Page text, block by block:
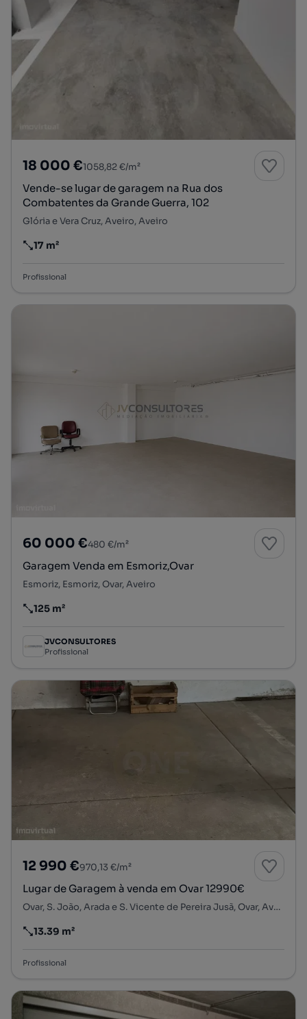
18 000 €1058,82 €/m²
Vende-se lugar de garagem na Rua dos
Combatentes da Grande Guerra, 102
Glória e Vera Cruz, Aveiro, Aveiro
Preço por metro quadrado
17 m²
Profissional
60 000 €480 €/m²
Garagem Venda em Esmoriz,Ovar
Esmoriz, Esmoriz, Ovar, Aveiro
Preço por metro quadrado
125 m²
JVCONSULTORES
Profissional
12 990 €970,13 €/m²
Lugar de Garagem à venda em Ovar 12990€
Ovar, S. João, Arada e S. Vicente de Pereira Jusã, Ovar, Aveiro
Preço por metro quadrado
13.39 m²
Profissional